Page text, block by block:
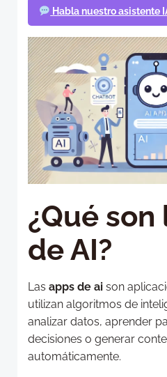
Habla nuestro asistente
¿Qué
de AI?
Las apps de ai son
utilizan algoritmos de
analizar datos, aprender
decisiones o generar
automáticamente.